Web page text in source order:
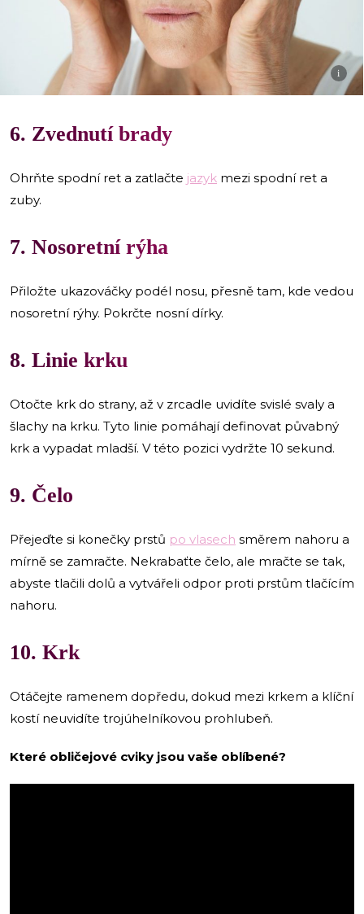
i
6. Zvednutí brady
Ohrňte spodní ret a zatlačte jazyk mezi spodní ret a
zuby.
7. Nosoretní rýha
Přiložte ukazováčky podél nosu, přesně tam, kde vedou
nosoretní rýhy. Pokrčte nosní dírky.
8. Linie krku
Otočte krk do strany, až v zrcadle uvidíte svislé svaly a
šlachy na krku. Tyto linie pomáhají definovat půvabný
krk a vypadat mladší. V této pozici vydržte 10 sekund.
9. Čelo
Přejeďte si konečky prstů po vlasech směrem nahoru a
mírně se zamračte. Nekrabaťte čelo, ale mračte se tak,
abyste tlačili dolů a vytvářeli odpor proti prstům tlačícím
nahoru.
10. Krk
Otáčejte ramenem dopředu, dokud mezi krkem a klíční
kostí neuvidíte trojúhelníkovou prohlubeň.
Které obličejové cviky jsou vaše oblíbené?